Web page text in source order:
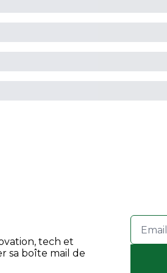
tech et
sa boîte mail de